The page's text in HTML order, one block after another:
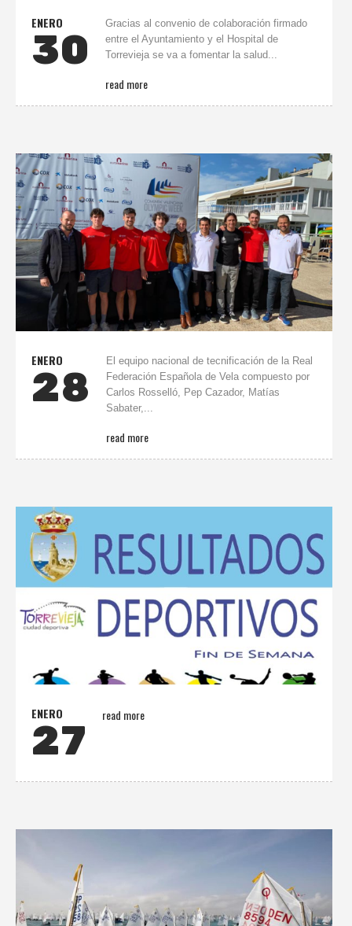
ENERO
30
Gracias al convenio de colaboración firmado
entre el Ayuntamiento y el Hospital de
Torrevieja se va a fomentar la salud...
read more
ENERO
28
El equipo nacional de tecnificación de la Real
Federación Española de Vela compuesto por
Carlos Rosselló, Pep Cazador, Matías
Sabater,...
read more
ENERO
27
read more